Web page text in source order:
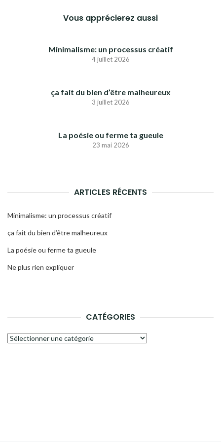
Vous apprécierez aussi
Minimalisme: un processus créatif
4 juillet 2026
ça fait du bien d’être malheureux
3 juillet 2026
La poésie ou ferme ta gueule
23 mai 2026
ARTICLES RÉCENTS
Minimalisme: un processus créatif
ça fait du bien d’être malheureux
La poésie ou ferme ta gueule
Ne plus rien expliquer
CATÉGORIES
Catégories